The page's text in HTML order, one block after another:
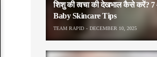
शिशु की त्वचा की देखभाल कैसे करें?
Baby Skincare Tips
TEAM RAPID DECEMBER 10, 2025